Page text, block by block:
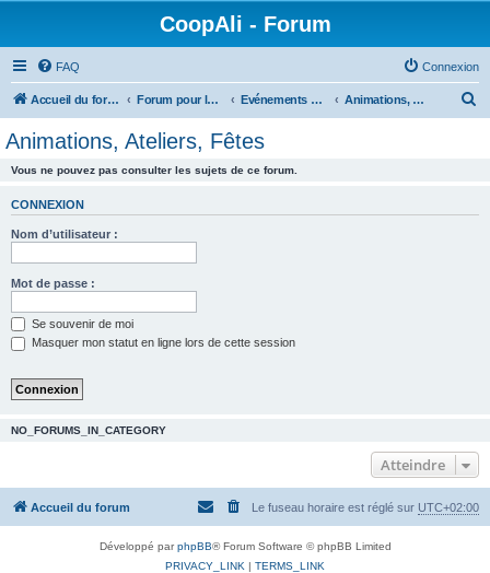
CoopAli - Forum
FAQ Connexion
Accueil du forum Forum pour la Coopérative alimentaire Evénements de CoopAli Animations, Ateliers, Fêtes
Animations, Ateliers, Fêtes
Vous ne pouvez pas consulter les sujets de ce forum.
CONNEXION
Nom d’utilisateur :
Mot de passe :
Se souvenir de moi
Masquer mon statut en ligne lors de cette session
NO_FORUMS_IN_CATEGORY
Atteindre
Accueil du forum Le fuseau horaire est réglé sur UTC+02:00
Développé parphpBB® Forum Software © phpBB Limited
PRIVACY_LINK | TERMS_LINK